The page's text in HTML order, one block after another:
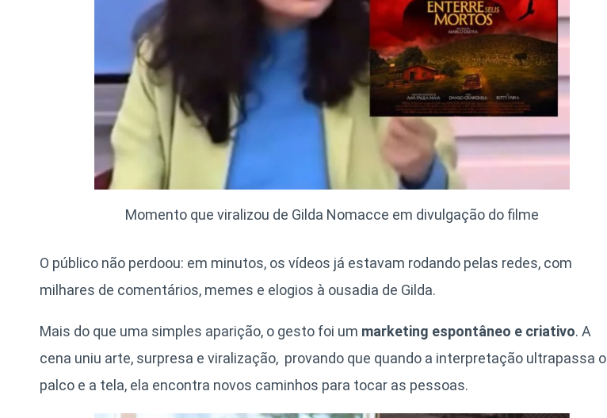
Momento que viralizou de Gilda Nomacce em divulgação do filme
O público não perdoou: em minutos, os vídeos já estavam rodando pelas redes, com
milhares de comentários, memes e elogios à ousadia de Gilda.
Mais do que uma simples aparição, o gesto foi um marketing espontâneo e criativo. A
cena uniu arte, surpresa e viralização, provando que quando a interpretação ultrapassa o
palco e a tela, ela encontra novos caminhos para tocar as pessoas.